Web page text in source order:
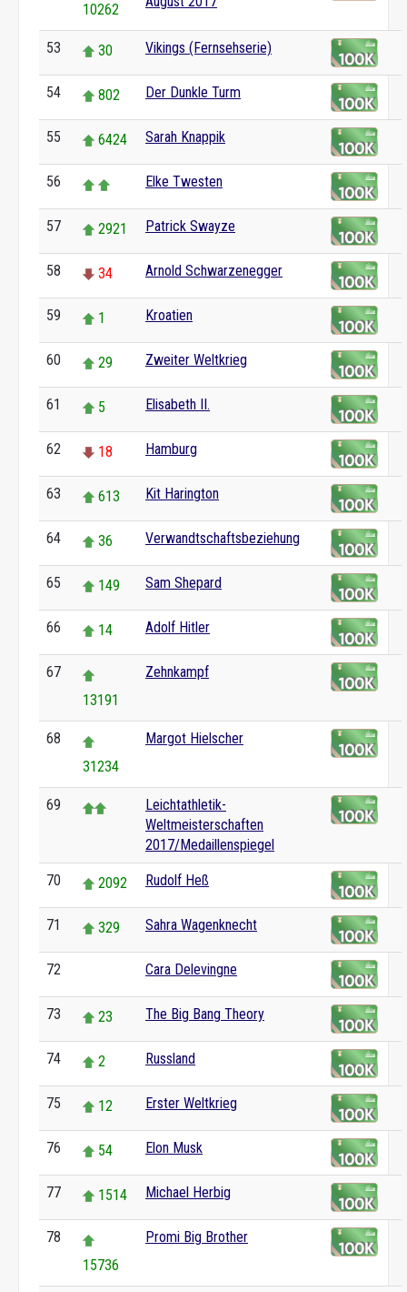
10262
53 30 Vikings (Fernsehserie)
54 802 Der Dunkle Turm
55 6424 Sarah Knappik
56 Elke Twesten
57 2921 Patrick Swayze
58 34 Arnold Schwarzenegger
59 1 Kroatien
60 29 Zweiter Weltkrieg
61 5 Elisabeth II.
62 18 Hamburg
63 613 Kit Harington
64 36 Verwandtschaftsbeziehung
65 149 Sam Shepard
66 14 Adolf Hitler
67
13191
Zehnkampf
68
31234
Margot Hielscher
69
Leichtathletik-
Weltmeisterschaften
2017/Medaillenspiegel
70 2092 Rudolf Heß
71 329 Sahra Wagenknecht
72 Cara Delevingne
73 23 The Big Bang Theory
74 2 Russland
75 12 Erster Weltkrieg
76 54 Elon Musk
77 1514 Michael Herbig
78
15736
Promi Big Brother